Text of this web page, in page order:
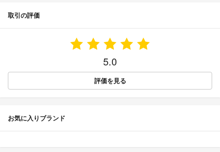
取引の評価
5.0
評価を見る
お気に入りブランド